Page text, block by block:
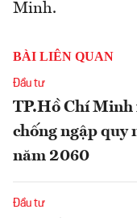
Minh.
BÀI LIÊN QUAN
Đầu tư
TP.Hồ Chí Minh
chống ngập quy
năm 2060
Đầu tư